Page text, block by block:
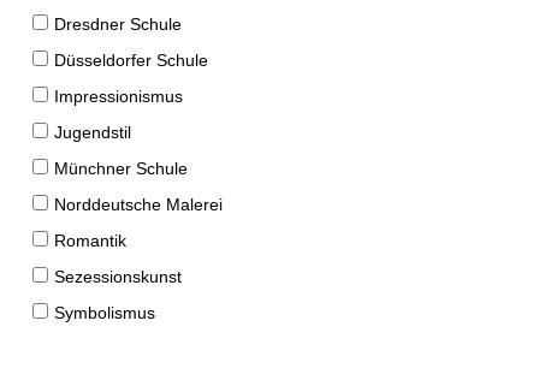
Dresdner Schule
Düsseldorfer Schule
Impressionismus
Jugendstil
Münchner Schule
Norddeutsche Malerei
Romantik
Sezessionskunst
Symbolismus